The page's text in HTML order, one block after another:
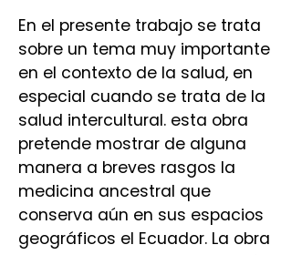
En el presente trabajo se trata
sobre un tema muy importante
en el contexto de la salud, en
especial cuando se trata de la
salud intercultural. esta obra
pretende mostrar de alguna
manera a breves rasgos la
medicina ancestral que
conserva aún en sus espacios
geográficos el Ecuador. La obra